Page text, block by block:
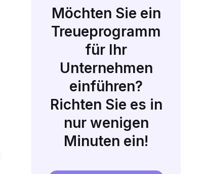
Möchten Sie ein
Treueprogramm
für Ihr
Unternehmen
einführen?
Richten Sie es in
nur wenigen
Minuten ein!